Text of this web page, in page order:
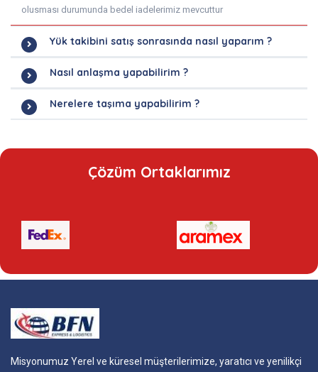
olusması durumunda bedel iadelerimiz mevcuttur
Yük takibini satış sonrasında nasıl yaparım ?
Nasıl anlaşma yapabilirim ?
Nerelere taşıma yapabilirim ?
Çözüm Ortaklarımız
Misyonumuz Yerel ve küresel müşterilerimize, yaratıcı ve yenilikçi